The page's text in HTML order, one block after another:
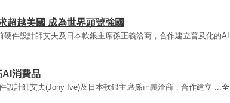
超越美國 成為世界頭號強國
硬件設計師艾夫及日本軟銀主席孫正義洽商，合作建立普及化的AI
AI消費品
設計師艾夫(Jony Ive)及日本軟銀主席孫正義洽商，合作建立 ...全